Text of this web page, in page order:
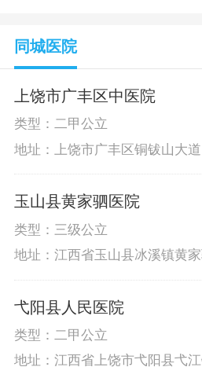
同城医院
上饶市广丰区中医院
类型：二甲公立
地址：上饶市广丰区铜钹山大道
玉山县黄家驷医院
类型：三级公立
地址：江西省玉山县冰溪镇黄
弋阳县人民医院
类型：二甲公立
地址：江西省上饶市弋阳县弋